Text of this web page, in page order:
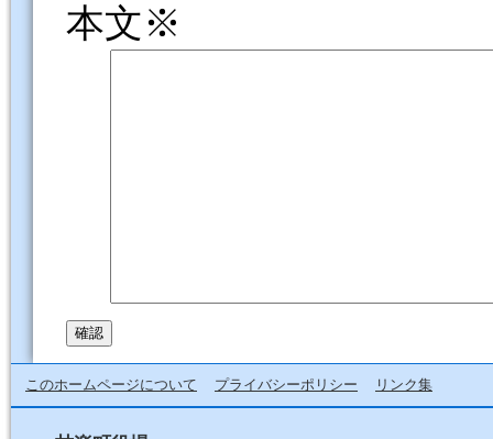
本文※
このホームページについて プライバシーポリシー リンク集